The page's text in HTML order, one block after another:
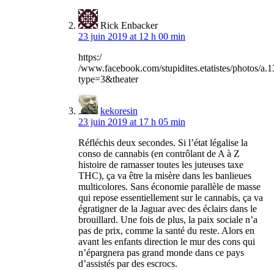
Rick Enbacker
23 juin 2019 at 12 h 00 min
https:/
/www.facebook.com/stupidites.etatistes/photos/
type=3&theater
kekoresin
23 juin 2019 at 17 h 05 min
Réfléchis deux secondes. Si l’état légalise la
conso de cannabis (en contrôlant de A à Z
histoire de ramasser toutes les juteuses taxe
THC), ça va être la misère dans les banlieues
multicolores. Sans économie parallèle de masse
qui repose essentiellement sur le cannabis, ça va
égratigner de la Jaguar avec des éclairs dans le
brouillard. Une fois de plus, la paix sociale n’a
pas de prix, comme la santé du reste. Alors en
avant les enfants direction le mur des cons qui
n’épargnera pas grand monde dans ce pays
d’assistés par des escrocs.